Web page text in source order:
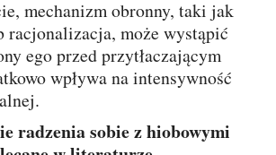
mechanizm obronny, taki jak
racjonalizacja, może wystąpić
ego przed przytłaczającym
wpływa na intensywność